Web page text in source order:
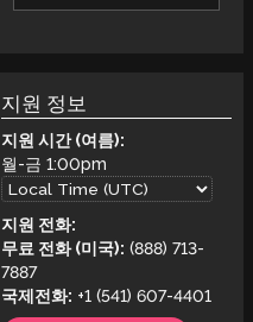
지원 정보
지원 시간 (여름):
월-금1:00pm
지원 전화:
무료 전화 (미국): (888) 713-
7887
국제전화: +1 (541) 607-4401